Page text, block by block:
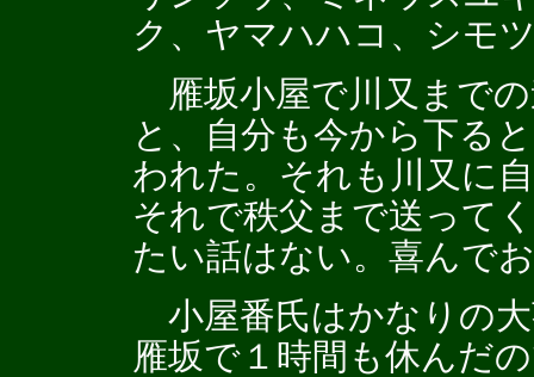
ク、ヤマハハコ、シモ
雁坂小屋で川又まで
と、自分も今から下る
われた。それも川又に
それで秩父まで送って
たい話はない。喜んで
小屋番氏はかなりの
雁坂で１時間も休んだ